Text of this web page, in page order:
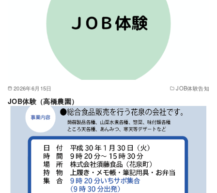
2026年6月15日 JOB体験告知
JOB体験（高橋農園）